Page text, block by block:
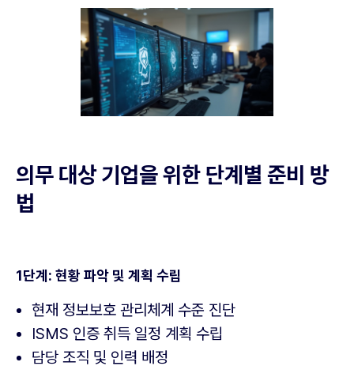
의무 대상 기업을 위한 단계별 준비 방
법
1단계: 현황 파악 및 계획 수립
현재 정보보호 관리체계 수준 진단
ISMS 인증 취득 일정 계획 수립
담당 조직 및 인력 배정